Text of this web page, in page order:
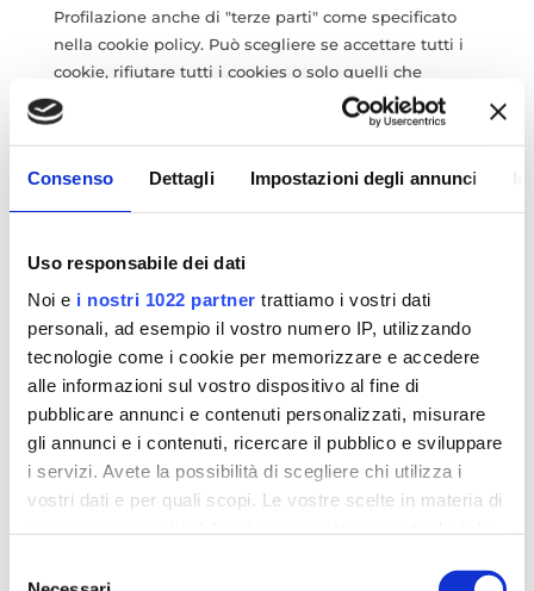
Consenso Dettagli Impostazioni degli annunci
Uso responsabile dei dati
Noi e i nostri 1022 partner trattiamo i vostri dati
personali, ad esempio il vostro numero IP, utilizzando
tecnologie come i cookie per memorizzare e accedere
alle informazioni sul vostro dispositivo al fine di
pubblicare annunci e contenuti personalizzati, misurare
gli annunci e i contenuti, ricercare il pubblico e sviluppare
i servizi. Avete la possibilità di scegliere chi utilizza i
vostri dati e per quali scopi. Le vostre scelte in materia di
modificare o revocare il proprio consenso in qualsiasi
Profilazione anche di "terze parti" come specificato
nella cookie policy. Può scegliere se accettare tutti i
cookie, rifiutare tutti i cookies o solo quelli che
desideri attivare.
utilizzati dai siti web per rendere più efficiente
l'esperienza per l'utente.
La legge afferma che possiamo memorizzare i
cookie sul suo dispositivo se sono strettamente
necessari per il funzionamento di questo sito. Per
tutti gli altri tipi di cookie abbiamo bisogno del suo
permesso.
Questo sito utilizza diversi tipi di cookie. Alcuni
compaiono sulle nostre pagine.
revocare il proprio consenso dalla Dichiarazione dei